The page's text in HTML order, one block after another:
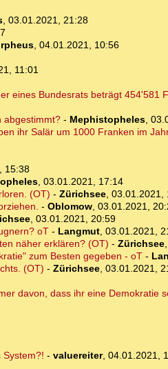
, 03.01.2021, 21:28
, 04.01.2021, 10:56
11:01
eines Bundesrats beträgt 454'581
abgestimmt?- Mephistopheles,
ihr Salär um 1000 Franken im
15:38
, 03.01.2021, 17:14
(OT) - Zürichsee, 03.01.2021,
- Oblomow, 03.01.2021,
, 03.01.2021, 20:59
oT- Langmut, 03.01.2021,
näher erklären? (OT) - Zürichsee,
zum Besten gegeben - oT-
(OT) - Zürichsee, 03.01.2021,
davon, dass ihr eine Demokratie
System?! - valuereiter, 04.01.2021,